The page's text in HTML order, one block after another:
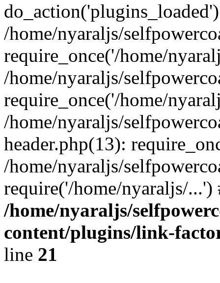
/home/nyaraljs/
require_once('/home/
/home/nyaraljs/
require_once('/home/
/home/nyaraljs/
header.php(13):
/home/nyaraljs/
require('/home/nyaraljs/
/home/nyaraljs/
content/plugins/link-
line 21